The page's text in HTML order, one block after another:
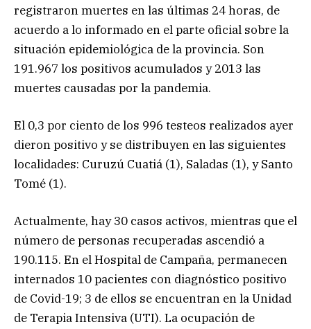
registraron muertes en las últimas 24 horas, de
acuerdo a lo informado en el parte oficial sobre la
situación epidemiológica de la provincia. Son
191.967 los positivos acumulados y 2013 las
muertes causadas por la pandemia.
El 0,3 por ciento de los 996 testeos realizados ayer
dieron positivo y se distribuyen en las siguientes
localidades: Curuzú Cuatiá (1), Saladas (1), y Santo
Tomé (1).
Actualmente, hay 30 casos activos, mientras que el
número de personas recuperadas ascendió a
190.115. En el Hospital de Campaña, permanecen
internados 10 pacientes con diagnóstico positivo
de Covid-19; 3 de ellos se encuentran en la Unidad
de Terapia Intensiva (UTI). La ocupación de